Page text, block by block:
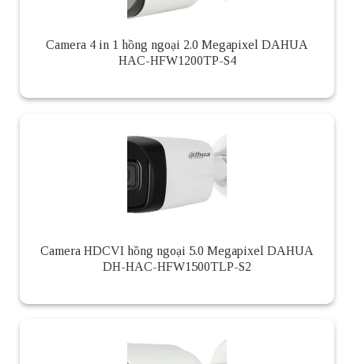
Camera 4 in 1 hồng ngoại 2.0 Megapixel DAHUA
HAC-HFW1200TP-S4
Camera HDCVI hồng ngoại 5.0 Megapixel DAHUA
DH-HAC-HFW1500TLP-S2